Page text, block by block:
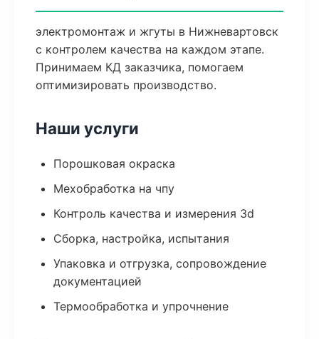
электромонтаж и жгуты в Нижневартовск
с контролем качества на каждом этапе.
Принимаем КД заказчика, помогаем
оптимизировать производство.
Наши услуги
Порошковая окраска
Мехобработка на чпу
Контроль качества и измерения 3d
Сборка, настройка, испытания
Упаковка и отгрузка, сопровождение
документацией
Термообработка и упрочнение